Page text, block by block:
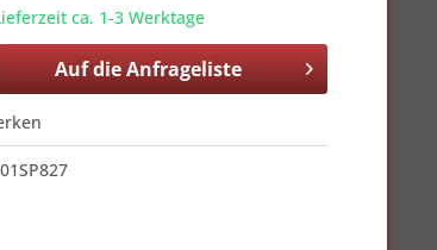
ca. 1-3 Werktage
Auf dieAnfrageliste
01SP827